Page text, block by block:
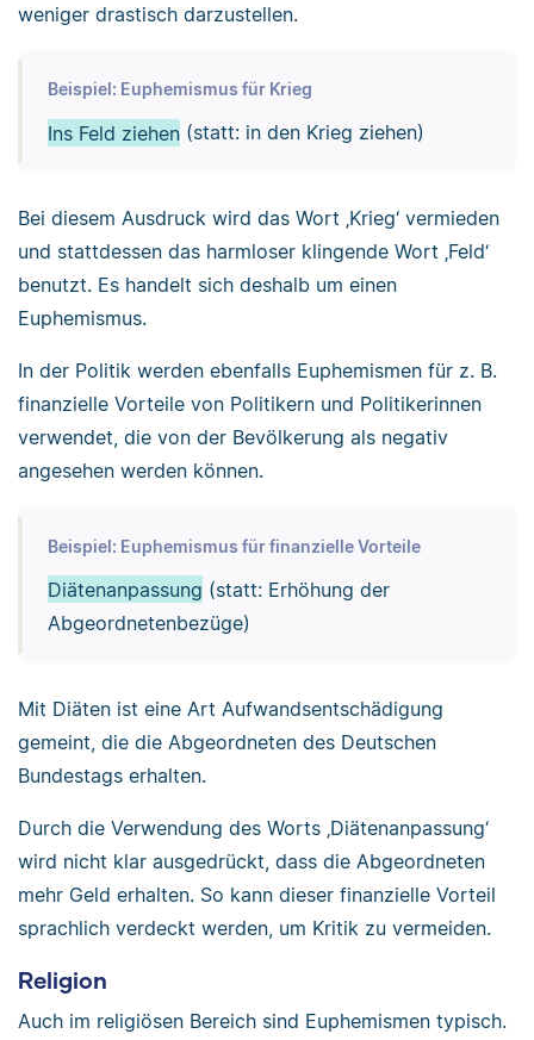
weniger drastisch darzustellen.
Beispiel: Euphemismus für Krieg
Ins Feld ziehen(statt: in den Krieg ziehen)
Bei diesem Ausdruck wird das Wort ‚Krieg‘ vermieden
und stattdessen das harmloser klingende Wort ‚Feld‘
benutzt. Es handelt sich deshalb um einen
Euphemismus.
In der Politik werden ebenfalls Euphemismen für z. B.
finanzielle Vorteile von Politikern und Politikerinnen
verwendet, die von der Bevölkerung als negativ
angesehen werden können.
Beispiel: Euphemismus für finanzielle Vorteile
Diätenanpassung (statt: Erhöhung der
Abgeordnetenbezüge)
Mit Diäten ist eine Art Aufwandsentschädigung
gemeint, die die Abgeordneten des Deutschen
Bundestags erhalten.
Durch die Verwendung des Worts ‚Diätenanpassung‘
wird nicht klar ausgedrückt, dass die Abgeordneten
mehr Geld erhalten. So kann dieser finanzielle Vorteil
sprachlich verdeckt werden, um Kritik zu vermeiden.
Religion
Auch im religiösen Bereich sind Euphemismen typisch.